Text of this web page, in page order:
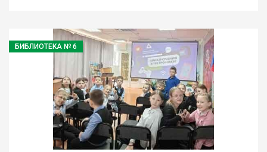
БИБЛИОТЕКА № 6